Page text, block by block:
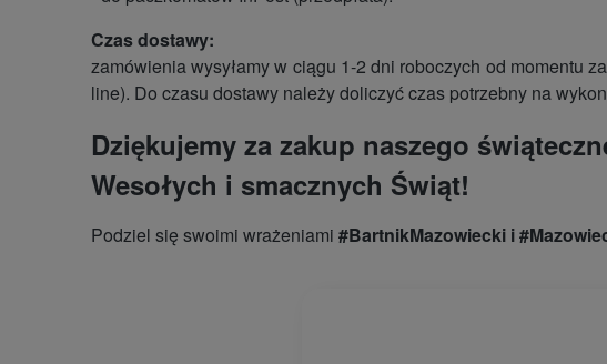
Czas dostawy:
zamówienia wysyłamy w ciągu 1-2 dni roboczych od momentu
line). Do czasu dostawy należy doliczyć czas potrzebny na
Dziękujemy za zakup naszego
Wesołych i smacznych Świąt!
Podziel się swoimi wrażeniami #BartnikMazowiecki i